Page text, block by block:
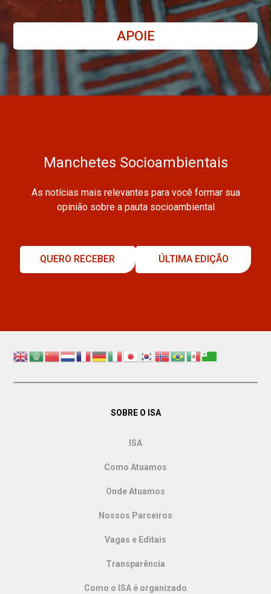
APOIE
Manchetes Socioambientais
As notícias mais relevantes para você formar sua
opinião sobre a pauta socioambiental
QUERO RECEBER ÚLTIMA EDIÇÃO
SOBRE O ISA
ISA
Como Atuamos
Onde Atuamos
Nossos Parceiros
Vagas e Editais
Transparência
Como o ISA é organizado